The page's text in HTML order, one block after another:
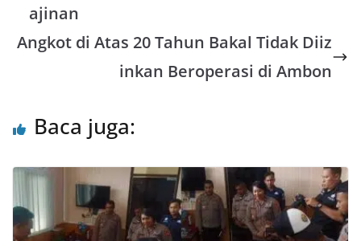
p
p
k
ajinan
Angkot di Atas 20 Tahun Bakal Tidak Diiz
inkan Beroperasi di Ambon
Baca juga: